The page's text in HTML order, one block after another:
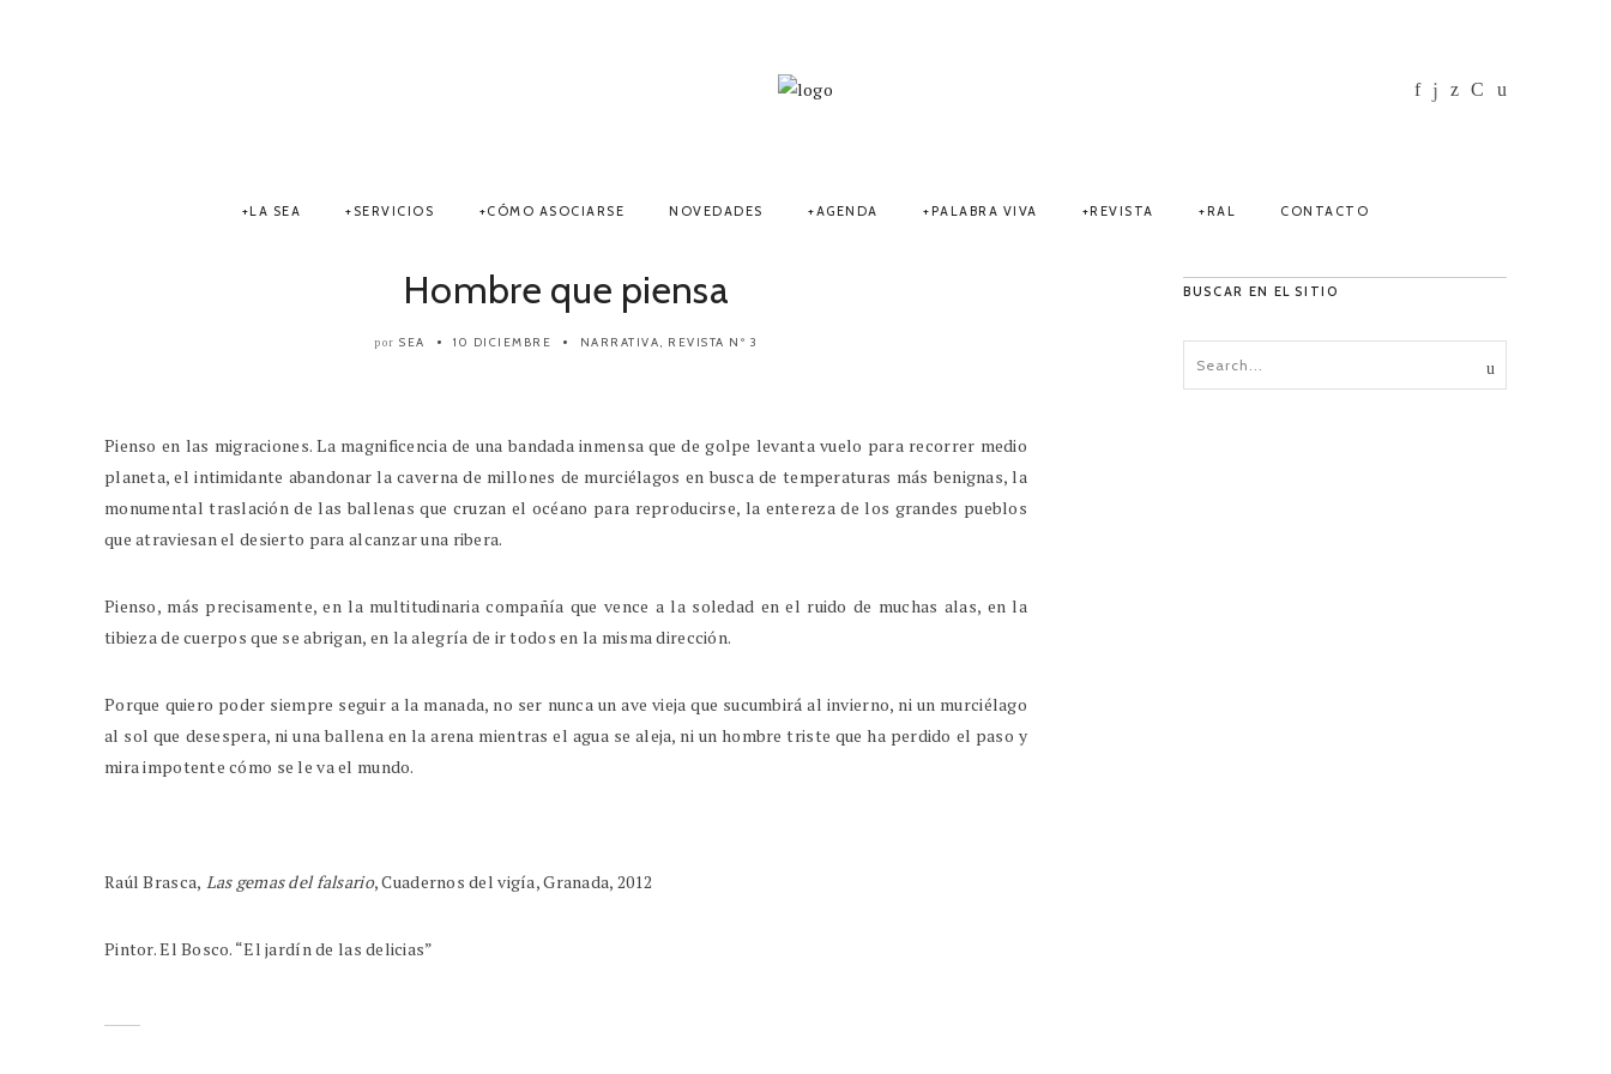
LA SEA SERVICIOS CÓMO ASOCIARSE NOVEDADES AGENDA PALABRA VIVA REVISTA RAL CONTACTO
Hombre que piensa
por SEA 10 DICIEMBRE NARRATIVA, REVISTA Nº 3
Pienso en las migraciones. La magnificencia de una bandada inmensa que de golpe levanta vuelo para recorrer medio
planeta, el intimidante abandonar la caverna de millones de murciélagos en busca de temperaturas más benignas, la
monumental traslación de las ballenas que cruzan el océano para reproducirse, la entereza de los grandes pueblos
que atraviesan el desierto para alcanzar una ribera.
Pienso, más precisamente, en la multitudinaria compañía que vence a la soledad en el ruido de muchas alas, en la
tibieza de cuerpos que se abrigan, en la alegría de ir todos en la misma dirección.
Porque quiero poder siempre seguir a la manada, no ser nunca un ave vieja que sucumbirá al invierno, ni un murciélago
al sol que desespera, ni una ballena en la arena mientras el agua se aleja, ni un hombre triste que ha perdido el paso y
mira impotente cómo se le va el mundo.
Raúl Brasca, Las gemas del falsario, Cuadernos del vigía, Granada, 2012
Pintor. El Bosco. “El jardín de las delicias”
BUSCAR EN EL SITIO